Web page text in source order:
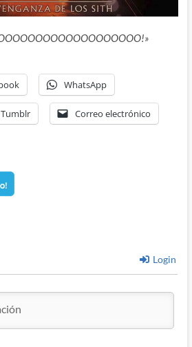
WhatsApp
Tumblr Correo electrónico
Login